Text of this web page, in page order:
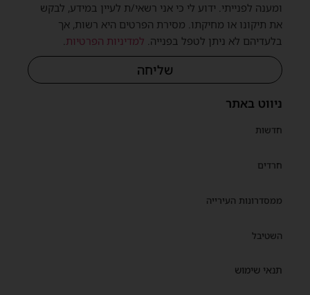
ניווט באתר
חדשות
חרדים
ממסדרונות העירייה
השטיבל
תנאי שימוש
ומענה לפנייתי. ידוע לי כי אני רשאי/ת לעיין במידע, לבקש
את תיקונו או מחיקתו. מסירת הפרטים היא רשות, אך
בלעדיהם לא ניתן לטפל בפנייה. למדיניות הפרטיות.
שליחה